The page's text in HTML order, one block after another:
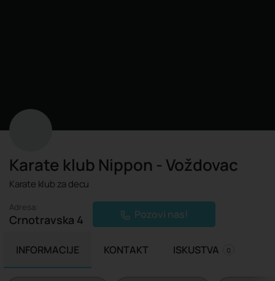
Karate klub Nippon - Voždovac
Karate klub za decu
Adresa:
Crnotravska 4 Pozovi nas!
INFORMACIJE KONTAKT ISKUSTVA 0